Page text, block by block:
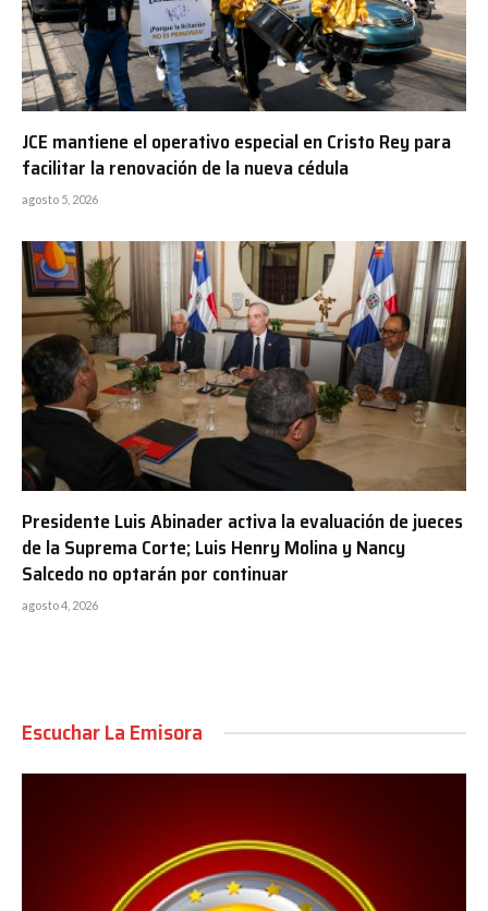
JCE mantiene el operativo especial en Cristo Rey para
facilitar la renovación de la nueva cédula
agosto 5, 2026
Presidente Luis Abinader activa la evaluación de jueces
de la Suprema Corte; Luis Henry Molina y Nancy
Salcedo no optarán por continuar
agosto 4, 2026
Escuchar La Emisora